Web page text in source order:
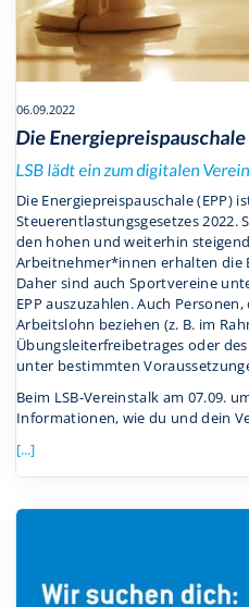
06.09.2022
Die
LSB lädt ein zum digitalen
Die Energiepreispauschale (EPP)
Steuerentlastungsgesetzes 2022.
den hohen und weiterhin
Arbeitnehmer*innen erhalten die
Daher sind auch Sportvereine
EPP auszuzahlen. Auch
Arbeitslohn beziehen (z. B. im
Übungsleiterfreibetrages oder
unter bestimmten
Beim LSB-Vereinstalk am 07.09.
Informationen, wie du und dein
[...]